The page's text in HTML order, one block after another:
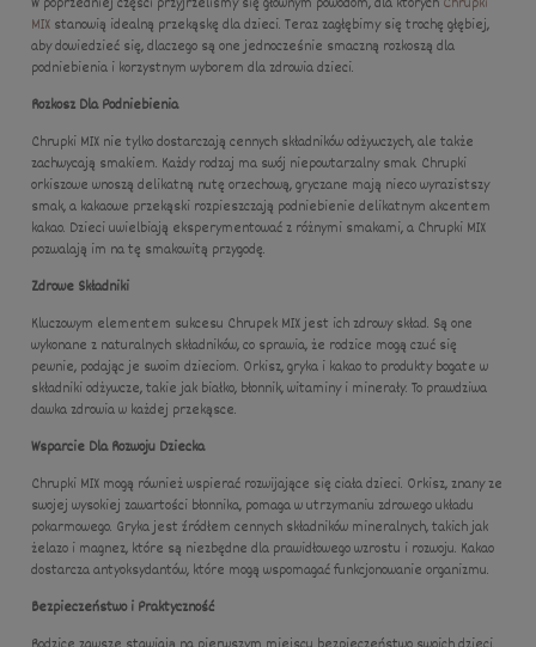
MIX stanowią idealną przekąskę dla dzieci. Teraz zagłębimy się trochę głębiej,
aby dowiedzieć się, dlaczego są one jednocześnie smaczną rozkoszą dla
podniebienia i korzystnym wyborem dla zdrowia dzieci.
Rozkosz Dla Podniebienia
Chrupki MIX nie tylko dostarczają cennych składników odżywczych, ale także
zachwycają smakiem. Każdy rodzaj ma swój niepowtarzalny smak. Chrupki
orkiszowe wnoszą delikatną nutę orzechową, gryczane mają nieco wyrazistszy
smak, a kakaowe przekąski rozpieszczają podniebienie delikatnym akcentem
kakao. Dzieci uwielbiają eksperymentować z różnymi smakami, a Chrupki MIX
pozwalają im na tę smakowitą przygodę.
Zdrowe Składniki
Kluczowym elementem sukcesu Chrupek MIX jest ich zdrowy skład. Są one
wykonane z naturalnych składników, co sprawia, że rodzice mogą czuć się
pewnie, podając je swoim dzieciom. Orkisz, gryka i kakao to produkty bogate w
składniki odżywcze, takie jak białko, błonnik, witaminy i minerały. To prawdziwa
dawka zdrowia w każdej przekąsce.
Wsparcie Dla Rozwoju Dziecka
Chrupki MIX mogą również wspierać rozwijające się ciała dzieci. Orkisz, znany ze
swojej wysokiej zawartości błonnika, pomaga w utrzymaniu zdrowego układu
pokarmowego. Gryka jest źródłem cennych składników mineralnych, takich jak
żelazo i magnez, które są niezbędne dla prawidłowego wzrostu i rozwoju. Kakao
dostarcza antyoksydantów, które mogą wspomagać funkcjonowanie organizmu.
Bezpieczeństwo i Praktyczność